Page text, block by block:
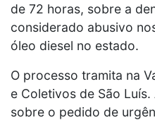
de 72 horas, sobre a
considerado abusivo
óleo diesel no estado.
O processo tramita na
e Coletivos de São
sobre o pedido de